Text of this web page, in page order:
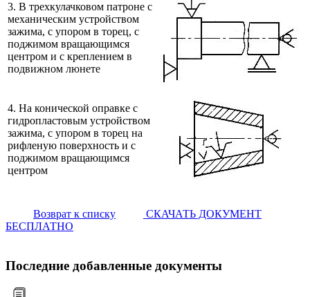
3. В трехкулачковом патроне с
механическим устройством
зажима, с упором в торец, с
поджимом вращающимся
центром и с креплением в
подвижном люнете
4. На конической оправке с
гидропластовым устройством
зажима, с упором в торец на
рифленую поверхность и с
поджимом вращающимся
центром
Возврат к списку
СКАЧАТЬ ДОКУМЕНТ
БЕСПЛАТНО
Последние добавленные документы